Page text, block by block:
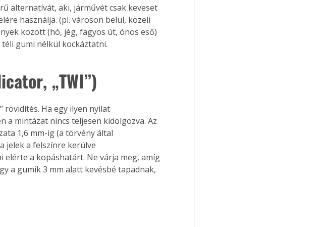
alternatívát, aki, járművét csak keveset
használja. (pl. városon belül, közeli
között (hó, jég, fagyos út, ónos eső)
gumi nélkül kockáztatni.
„TWI”)
rövidítés. Ha egy ilyen nyilat
a mintázat nincs teljesen kidolgozva. Az
1,6 mm-ig (a törvény által
jelek a felszínre kerülve
a kopáshatárt. Ne várja meg, amíg
a gumik 3 mm alatt kevésbé tapadnak,